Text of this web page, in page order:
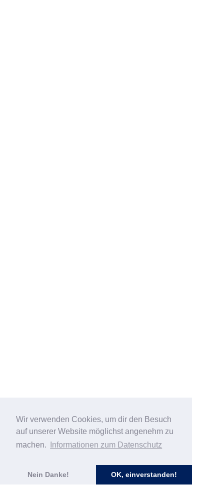
Wir verwenden Cookies, um dir den Besuch
auf unserer Website möglichst angenehm zu
machen.
Informationen zum Datenschutz
Nein Danke! OK, einverstanden!